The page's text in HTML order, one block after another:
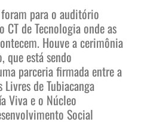
para o auditório
CT de Tecnologia onde as
Houve a cerimônia
que está sendo
parceria firmada entre a
Livres de Tubiacanga
Viva e o Núcleo
Social